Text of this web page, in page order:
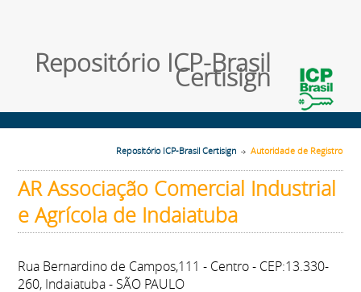
Repositório ICP-Brasil
Certisign
Repositório ICP-Brasil Certisign Autoridade de Registro
AR Associação Comercial Industrial
e Agrícola de Indaiatuba
Rua Bernardino de Campos,111 - Centro - CEP:13.330-
260, Indaiatuba - SÃO PAULO